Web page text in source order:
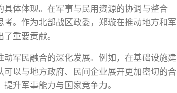
体体现。在军事与民用资源的协调与整合
考。作为北部战区政委，郑璇在推动地方和军
重要贡献。
军民融合的深化发展。例如，在基础设施建
以与地方政府、民间企业展开更加密切的合
升军事能力与国家竞争力。